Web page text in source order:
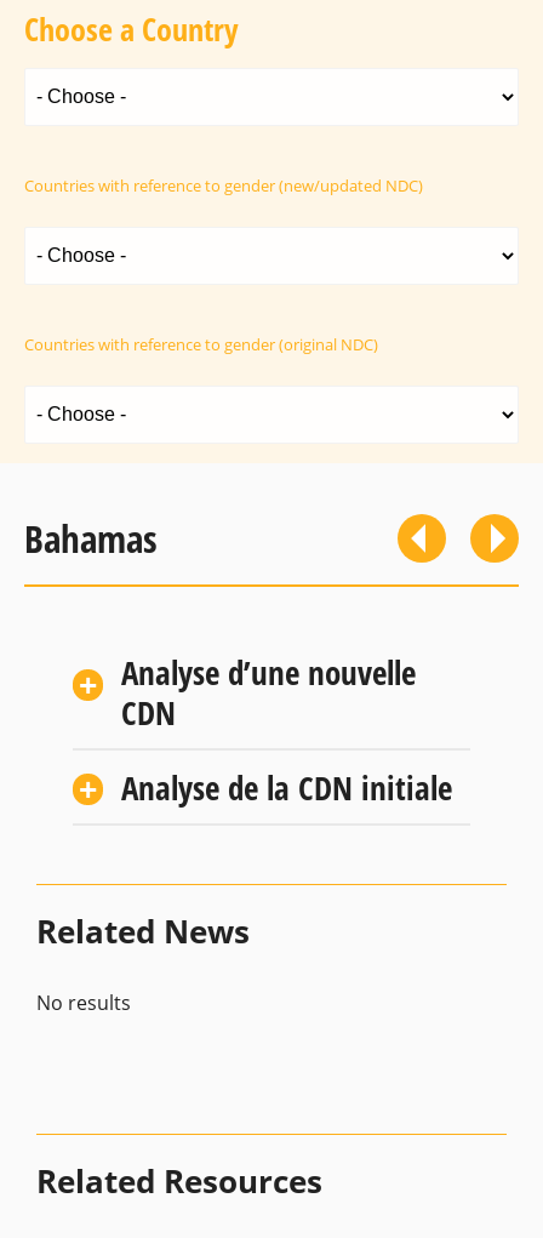
Choose a Country
Countries with reference to gender (new/updated NDC)
Countries with reference to gender (original NDC)
Bahamas
Analyse d’une nouvelle
CDN
Analyse de la CDN initiale
Related News
No results
Related Resources